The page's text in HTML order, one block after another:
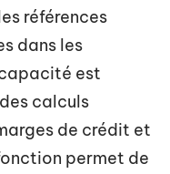
références
dans les
est
calculs
de crédit et
permet de